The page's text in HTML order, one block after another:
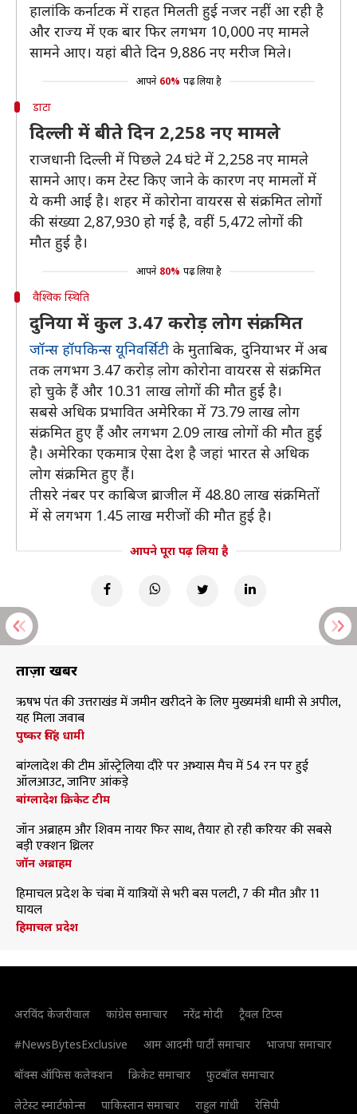
हालांकि कर्नाटक में राहत मिलती हुई नजर नहीं आ रही है
और राज्य में एक बार फिर लगभग 10,000 नए मामले
सामने आए। यहां बीते दिन 9,886 नए मरीज मिले।
आपने 60% पढ़ लिया है
डाटा
दिल्ली में बीते दिन 2,258 नए मामले
राजधानी दिल्ली में पिछले 24 घंटे में 2,258 नए मामले
सामने आए। कम टेस्ट किए जाने के कारण नए मामलों में
ये कमी आई है। शहर में कोरोना वायरस से संक्रमित लोगों
की संख्या 2,87,930 हो गई है, वहीं 5,472 लोगों की
मौत हुई है।
आपने 80% पढ़ लिया है
वैश्विक स्थिति
दुनिया में कुल 3.47 करोड़ लोग संक्रमित
जॉन्स हॉपकिन्स यूनिवर्सिटी के मुताबिक, दुनियाभर में अब
तक लगभग 3.47 करोड़ लोग कोरोना वायरस से संक्रमित
हो चुके हैं और 10.31 लाख लोगों की मौत हुई है।
सबसे अधिक प्रभावित अमेरिका में 73.79 लाख लोग
संक्रमित हुए हैं और लगभग 2.09 लाख लोगों की मौत हुई
है। अमेरिका एकमात्र ऐसा देश है जहां भारत से अधिक
लोग संक्रमित हुए हैं।
तीसरे नंबर पर काबिज ब्राजील में 48.80 लाख संक्रमितों
में से लगभग 1.45 लाख मरीजों की मौत हुई है।
आपने पूरा पढ़ लिया है
ताज़ा खबरें
ऋषभ पंत की उत्तराखंड में जमीन खरीदने के लिए मुख्यमंत्री धामी से अपील,
यह मिला जवाब
पुष्कर सिंह धामी
बांग्लादेश की टीम ऑस्ट्रेलिया दौरे पर अभ्यास मैच में 54 रन पर हुई
ऑलआउट, जानिए आंकड़े
बांग्लादेश क्रिकेट टीम
जॉन अब्राहम और शिवम नायर फिर साथ, तैयार हो रही करियर की सबसे
बड़ी एक्शन थ्रिलर
जॉन अब्राहम
हिमाचल प्रदेश के चंबा में यात्रियों से भरी बस पलटी, 7 की मौत और 11
घायल
हिमाचल प्रदेश
अरविंद केजरीवाल कांग्रेस समाचार नरेंद्र मोदी
ट्रैवल टिप्स
#NewsBytesExclusive
आम आदमी पार्टी समाचार
भाजपा समाचार
बॉक्स ऑफिस कलेक्शन
क्रिकेट समाचार
फुटबॉल समाचार
लेटेस्ट स्मार्टफोन्स
पाकिस्तान समाचार राहुल गांधी रेसिपी